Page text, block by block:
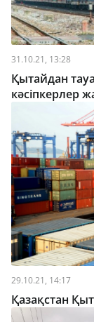
31.10.21, 13:28
Қытайдан
кәсіпкерлер
29.10.21, 14:17
Қазақстан